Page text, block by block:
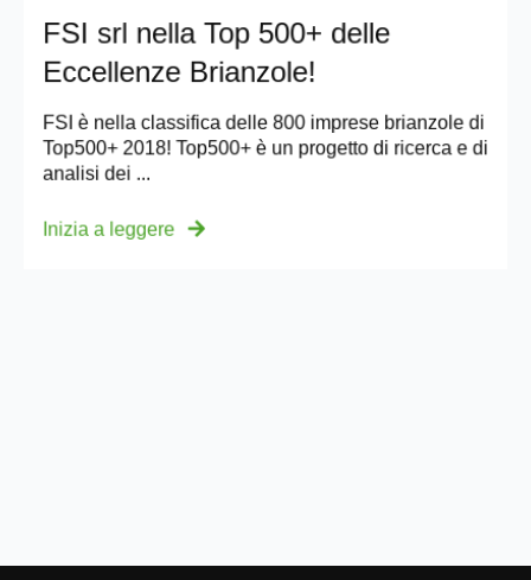
FSI srl nella Top 500+ delle
Eccellenze Brianzole!
FSI è nella classifica delle 800 imprese brianzole di
Top500+ 2018! Top500+ è un progetto di ricerca e di
analisi dei ...
Inizia a leggere